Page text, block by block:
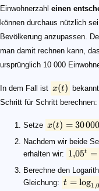
Einwohnerzahl einen
können durchaus nützlich
Bevölkerung anzupassen.
man damit rechnen kann,
ursprünglich 10 000
In dem Fall ist x(t)
Schritt für Schritt berechnen:
Setze x(t) = 30000
Nachdem wir beide
erhalten wir: 1,05t =
Berechne den
Gleichung: t = log1,